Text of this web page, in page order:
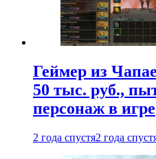
Геймер из
50 тыс. руб.,
персонаж в игре
2 года спустя2 года